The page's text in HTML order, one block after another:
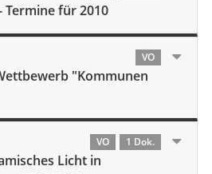
Termine für 2010
VO
"Kommunen
VO 1 Dok.
Licht in